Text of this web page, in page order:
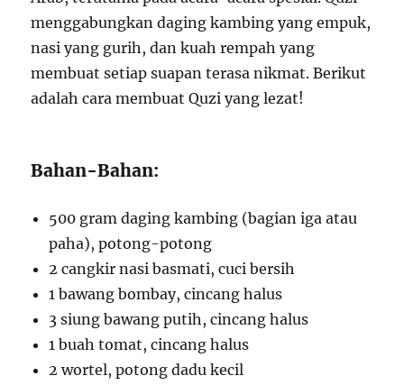
menggabungkan daging kambing yang empuk,
nasi yang gurih, dan kuah rempah yang
membuat setiap suapan terasa nikmat. Berikut
adalah cara membuat Quzi yang lezat!
Bahan-Bahan:
500 gram daging kambing (bagian iga atau
paha), potong-potong
2 cangkir nasi basmati, cuci bersih
1 bawang bombay, cincang halus
3 siung bawang putih, cincang halus
1 buah tomat, cincang halus
2 wortel, potong dadu kecil